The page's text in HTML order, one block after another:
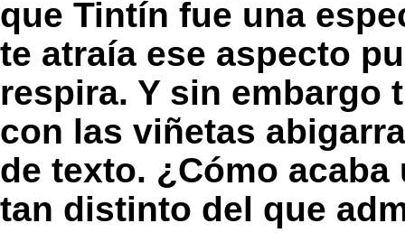
que Tintín fue una
te atraía ese aspecto
respira. Y sin embargo
con las viñetas
de texto. ¿Cómo
tan distinto del que